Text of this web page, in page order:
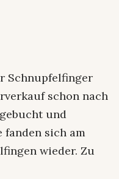
Schnupfelfinger
schon nach
und
fanden sich am
wieder. Zu